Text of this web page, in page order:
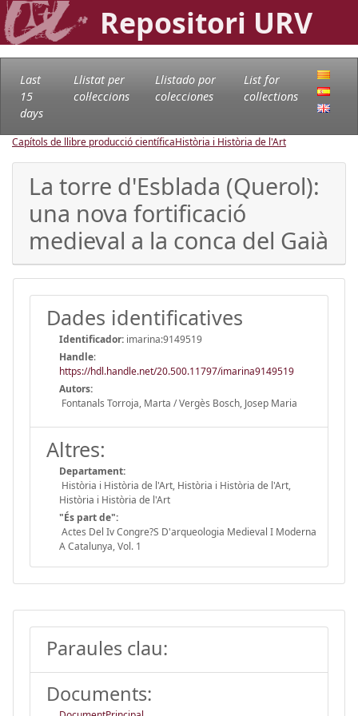
Repositori URV
Last
15
days
Llistat per
col·leccions
Llistado por
colecciones
List for
collections
Capítols de llibre producció científicaHistòria i Història de l'Art
La torre d'Esblada (Querol):
una nova fortificació
medieval a la conca del Gaià
Dades identificatives
Identificador: imarina:9149519
Handle:
https://hdl.handle.net/20.500.11797/imarina9149519
Autors:
Fontanals Torroja, Marta / Vergès Bosch, Josep Maria
Altres:
Departament:
Història i Història de l'Art, Història i Història de l'Art,
Història i Història de l'Art
"És part de":
Actes Del Iv Congre?S D'arqueologia Medieval I Moderna
A Catalunya, Vol. 1
Paraules clau:
Documents: